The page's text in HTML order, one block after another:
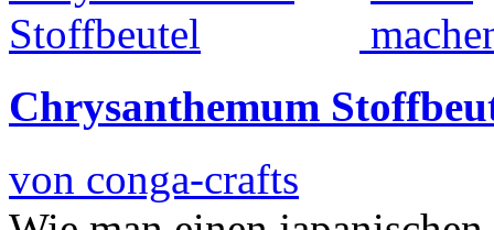
Chrysanthemum
von conga-crafts